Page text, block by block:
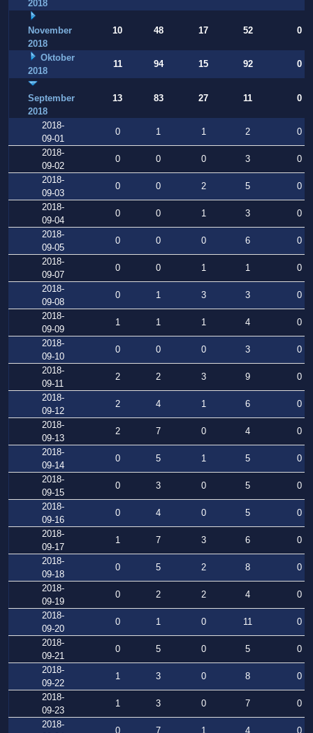
2018
November
2018
10 48 17 52 0
Oktober
2018
11 94 15 92 0
September
2018
13 83 27 11 0
2018-
09-01
0 1 1 2
0
2018-
09-02
0 0 0 3
0
2018-
09-03
0 0 2 5
0
2018-
09-04
0 0 1 3
0
2018-
09-05
0 0 0 6
0
2018-
09-07
0 0 1 1
0
2018-
09-08
0 1 3 3
0
2018-
09-09
1 1 1 4
0
2018-
09-10
0 0 0 3
0
2018-
09-11
2 2 3 9
0
2018-
09-12
2 4 1 6
0
2018-
09-13
2 7 0 4
0
2018-
09-14
0 5 1 5
0
2018-
09-15
0 3 0 5
0
2018-
09-16
0 4 0 5
0
2018-
09-17
1 7 3 6
0
2018-
09-18
0 5 2 8
0
2018-
09-19
0 2 2 4
0
2018-
09-20
0 1 0 11
0
2018-
09-21
0 5 0 5
0
2018-
09-22
1 3 0 8
0
2018-
09-23
1 3 0 7
0
2018-
0 7 1 4
0